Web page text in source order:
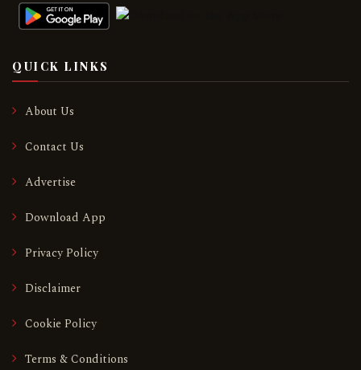
QUICK LINKS
About Us
Contact Us
Advertise
Download App
Privacy Policy
Disclaimer
Cookie Policy
Terms & Conditions